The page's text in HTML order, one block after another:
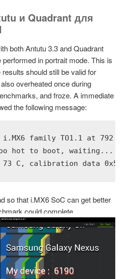
и Quadrant для
both Antutu 3.3 and Quadrant
in portrait mode. This is
should still be valid for
overheated once during
and froze. A immediate
the following message:
i.MX6 family TO1.1 at 792
hot to boot, waiting...
73 C, calibration data
so that i.MX6 SoC can get better
could complete.